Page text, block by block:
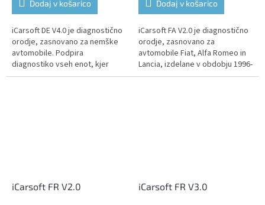
Dodaj v košarico
iCarsoft DE V4.0 je diagnostično
orodje, zasnovano za nemške
avtomobile. Podpira
diagnostiko vseh enot, kjer
omogoča branje in brisanje kod
Dodaj v košarico
iCarsoft FA V2.0 je diagnostično
orodje, zasnovano za
avtomobile Fiat, Alfa Romeo in
Lancia, izdelane v obdobju 1996-
2016. Podpira diagnostiko vseh
iCarsoft FR V2.0 iCarsoft FR V3.0